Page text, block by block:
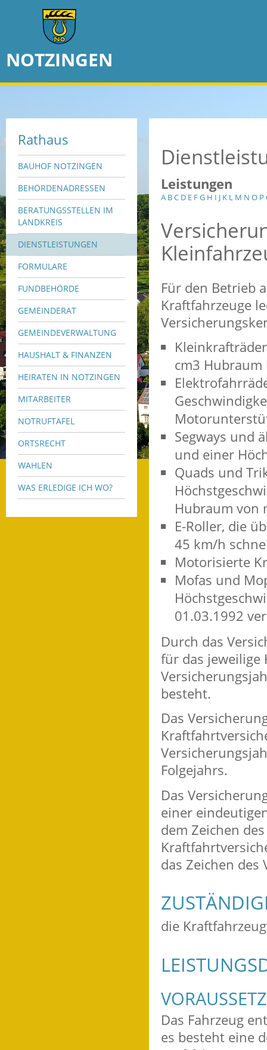
NOTZINGEN
Rathaus
BAUHOF NOTZINGEN
BEHÖRDENADRESSEN
BERATUNGSSTELLEN IM
LANDKREIS
DIENSTLEISTUNGEN
FORMULARE
FUNDBEHÖRDE
GEMEINDERAT
GEMEINDEVERWALTUNG
HAUSHALT & FINANZEN
HEIRATEN IN NOTZINGEN
MITARBEITER
NOTRUFTAFEL
ORTSRECHT
WAHLEN
WAS ERLEDIGE ICH WO?
Leistungen
A BC D E FG H I J K L M N O P
Für den Betrieb
Kraftfahrzeuge
cm3
Segways und
und einer
Quads und
Hubraum von
E-Roller, die
45 km/h
Motorisierte
Mofas und
01.03.1992
Durch das
für das jeweilige
besteht.
Das
Folgejahrs.
Das
einer
dem Zeichen
das Zeichen des
die
Das Fahrzeug
es besteht eine